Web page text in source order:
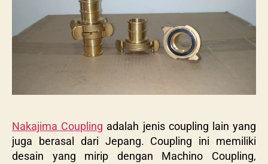
Nakajima Coupling adalah jenis coupling lain yang
juga berasal dari Jepang. Coupling ini memiliki
desain yang mirip dengan Machino Coupling,